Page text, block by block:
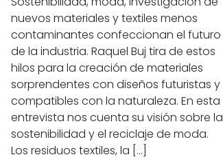
nuevos materiales y textiles menos
contaminantes confeccionan el futuro
de la industria. Raquel Buj tira de estos
hilos para la creación de materiales
sorprendentes con diseños futuristas y
compatibles con la naturaleza. En esta
entrevista nos cuenta su visión sobre la
sostenibilidad y el reciclaje de moda.
Los residuos textiles, la […]